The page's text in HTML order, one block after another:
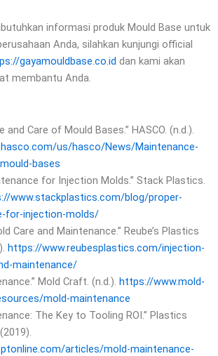
informasi produk Mould Base untuk
Anda, silahkan kunjungi official
gayamouldbase.co.id dan kami akan
membantu Anda.
and Care of Mould Bases.” HASCO. (n.d.).
us/hasco/News/Maintenance-
bases
for Injection Molds.” Stack Plastics.
www.stackplastics.com/blog/proper-
for-injection-molds/
Care and Maintenance.” Reube’s Plastics
https://www.reubesplastics.com/injection-
maintenance/
Mold Craft. (n.d.). https://www.mold-
mold-maintenance
The Key to Tooling ROI.” Plastics
articles/mold-maintenance-